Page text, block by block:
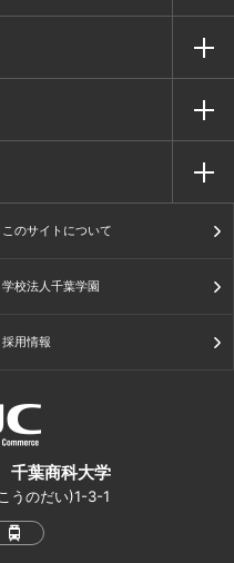
このサイトについて
学校法人千葉学園
採用情報
千葉商科大学
うのだい)1-3-1